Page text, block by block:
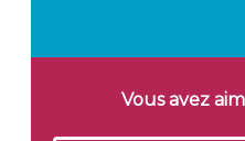
Vous avez